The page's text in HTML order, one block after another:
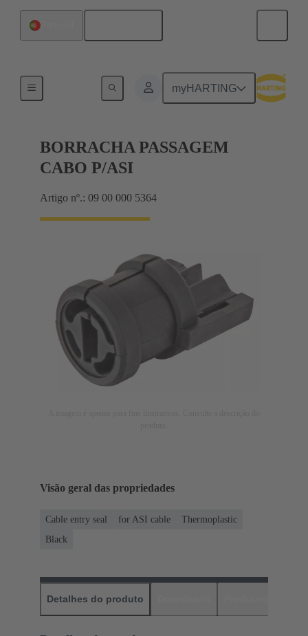
myHARTING
BORRACHA PASSAGEM
CABO P/ASI
Artigo nº.: 09 00 000 5364
Visão geral das propriedades
Cable entry seal for ASI cable
Thermoplastic
Black
Detalhes do produto